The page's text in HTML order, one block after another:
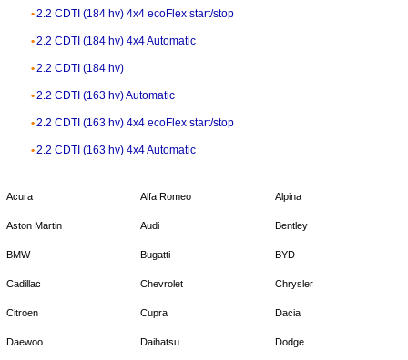
2.2 CDTI (184 hv) 4x4 ecoFlex start/stop
2.2 CDTI (184 hv) 4x4 Automatic
2.2 CDTI (184 hv)
2.2 CDTI (163 hv) Automatic
2.2 CDTI (163 hv) 4x4 ecoFlex start/stop
2.2 CDTI (163 hv) 4x4 Automatic
Acura Alfa Romeo Alpina
Aston Martin Audi Bentley
BMW Bugatti BYD
Cadillac Chevrolet Chrysler
Citroen Cupra Dacia
Daewoo Daihatsu Dodge